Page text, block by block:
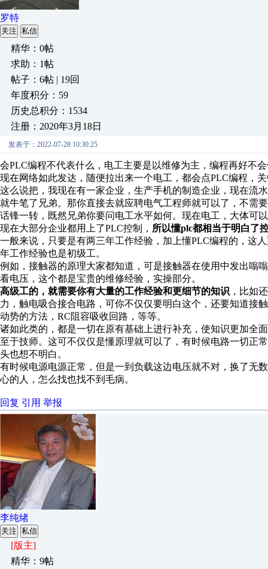
罗特
关注 私信
精华：0帖
求助：1帖
帖子：6帖 | 19回
年度积分：59
历史总积分：1534
注册：2020年3月18日
发表于：2022-07-28 10:30:25
会PLC编程不代表什么，电工主要是以维修为主，编程再好不
现在网络如此发达，随便拉出来一个电工，都会点PLC编程，
这么说把，我现在有一家企业，生产手机的制造企业，现在流
就牛笔了兄弟。那你直接去就应聘电气工程师就可以了，不需
话锋一转，既然兄弟你要问电工水平如何。现在电工，大体可
现在大部分企业都用上了PLC控制， 所以懂plc都相当于明白了
一般来说，只要是有两三年工作经验，加上懂PLC编程的，这
年工作经验也是初级工。
例如，接触器的原理大家都知道，可是接触器在使用中发出嗡
看电压，这个都是宝贵的维修经验，实操部分。
高级工的，就需要你有大量的工作经验和更细节的知识 ，比如
力，触电吸合接合电路，可你不仅仅要明白这个，还要知道接
动势的方法，RC阻容吸收回路，等等。
诸如此类的，都是一切在原有基础上进行补充，使知识更加全
至于技师。这可不仅仅是懂原理就可以了，有时候电路一切正
头也想不明白。
有时候电源电源正常，但是一到负载这边电压就不对，换了无
心的人，怎么找也找不到毛病。
回复 引用 举报
李纯绪
关注 私信
[版主]
精华：9帖